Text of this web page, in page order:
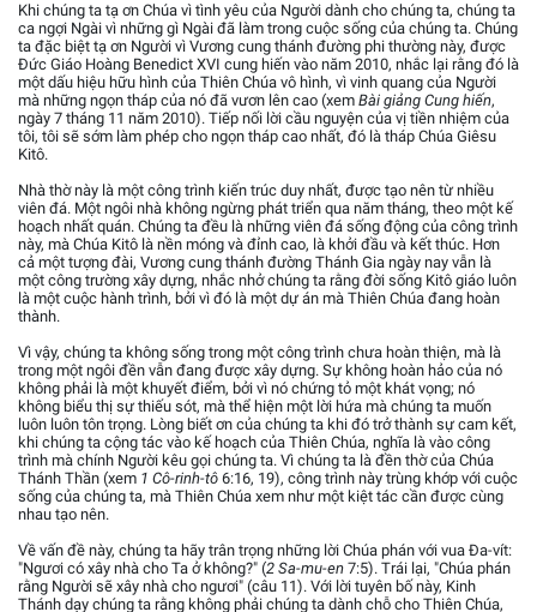
Khi chúng ta tạ ơn Chúa vì tình yêu của Người dành cho chúng ta, chúng ta
ca ngợi Ngài vì những gì Ngài đã làm trong cuộc sống của chúng ta. Chúng
ta đặc biệt tạ ơn Người vì Vương cung thánh đường phi thường này, được
Đức Giáo Hoàng Benedict XVI cung hiến vào năm 2010, nhắc lại rằng đó là
một dấu hiệu hữu hình của Thiên Chúa vô hình, vì vinh quang của Người
mà những ngọn tháp của nó đã vươn lên cao (xem Bài giảng Cung hiến,
ngày 7 tháng 11 năm 2010). Tiếp nối lời cầu nguyện của vị tiền nhiệm của
tôi, tôi sẽ sớm làm phép cho ngọn tháp cao nhất, đó là tháp Chúa Giêsu
Kitô.
Nhà thờ này là một công trình kiến trúc duy nhất, được tạo nên từ nhiều
viên đá. Một ngôi nhà không ngừng phát triển qua năm tháng, theo một kế
hoạch nhất quán. Chúng ta đều là những viên đá sống động của công trình
này, mà Chúa Kitô là nền móng và đỉnh cao, là khởi đầu và kết thúc. Hơn
cả một tượng đài, Vương cung thánh đường Thánh Gia ngày nay vẫn là
một công trường xây dựng, nhắc nhở chúng ta rằng đời sống Kitô giáo luôn
là một cuộc hành trình, bởi vì đó là một dự án mà Thiên Chúa đang hoàn
thành.
Vì vậy, chúng ta không sống trong một công trình chưa hoàn thiện, mà là
trong một ngôi đền vẫn đang được xây dựng. Sự không hoàn hảo của nó
không phải là một khuyết điểm, bởi vì nó chứng tỏ một khát vọng; nó
không biểu thị sự thiếu sót, mà thể hiện một lời hứa mà chúng ta muốn
luôn luôn tôn trọng. Lòng biết ơn của chúng ta khi đó trở thành sự cam kết,
khi chúng ta cộng tác vào kế hoạch của Thiên Chúa, nghĩa là vào công
trình mà chính Người kêu gọi chúng ta. Vì chúng ta là đền thờ của Chúa
Thánh Thần (xem 1 Cô-rinh-tô 6:16, 19), công trình này trùng khớp với cuộc
sống của chúng ta, mà Thiên Chúa xem như một kiệt tác cần được cùng
nhau tạo nên.
Về vấn đề này, chúng ta hãy trân trọng những lời Chúa phán với vua Đa-vít:
"Ngươi có xây nhà cho Ta ở không?" (2 Sa-mu-en 7:5). Trái lại, "Chúa phán
rằng Người sẽ xây nhà cho ngươi" (câu 11). Với lời tuyên bố này, Kinh
Thánh dạy chúng ta rằng không phải chúng ta dành chỗ cho Thiên Chúa,